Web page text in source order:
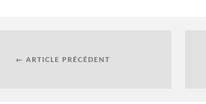
← ARTICLE PRÉCÉDENT